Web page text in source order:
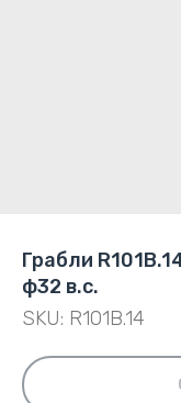
Грабли
ф32 в.с.
SKU: R101B.14